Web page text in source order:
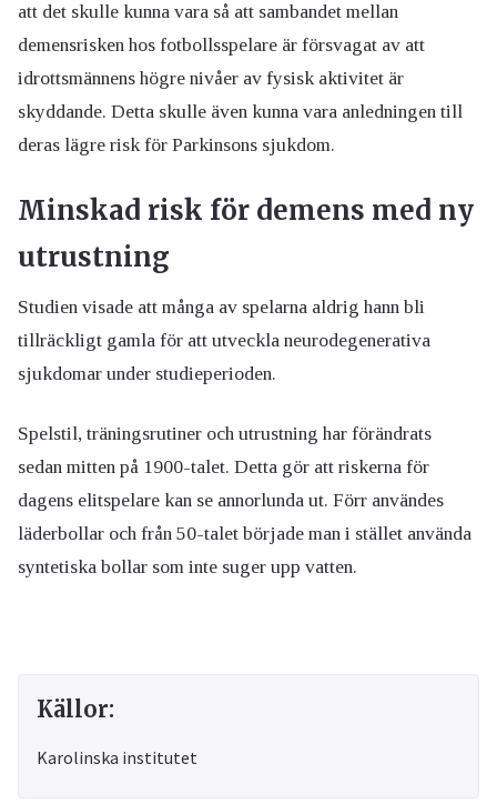
att det skulle kunna vara så att sambandet mellan
demensrisken hos fotbollsspelare är försvagat av att
idrottsmännens högre nivåer av fysisk aktivitet är
skyddande. Detta skulle även kunna vara anledningen till
deras lägre risk för Parkinsons sjukdom.
Minskad risk för demens med ny
utrustning
Studien visade att många av spelarna aldrig hann bli
tillräckligt gamla för att utveckla neurodegenerativa
sjukdomar under studieperioden.
Spelstil, träningsrutiner och utrustning har förändrats
sedan mitten på 1900-talet. Detta gör att riskerna för
dagens elitspelare kan se annorlunda ut. Förr användes
läderbollar och från 50-talet började man i stället använda
syntetiska bollar som inte suger upp vatten.
Källor:
Karolinska institutet